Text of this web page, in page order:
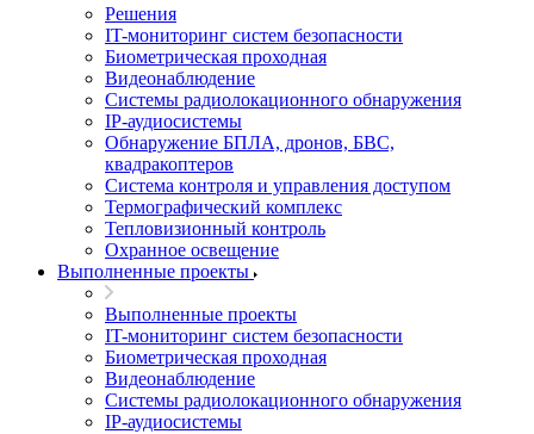
Решения
IT-мониторинг систем безопасности
Биометрическая проходная
Видеонаблюдение
Системы радиолокационного обнаружения
IP-аудиосистемы
Обнаружение БПЛА, дронов, БВС,
квадракоптеров
Система контроля и управления доступом
Термографический комплекс
Тепловизионный контроль
Охранное освещение
Выполненные проекты
Выполненные проекты
IT-мониторинг систем безопасности
Биометрическая проходная
Видеонаблюдение
Системы радиолокационного обнаружения
IP-аудиосистемы